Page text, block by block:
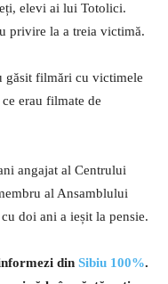
elevi ai lui Totolici.
privire la a treia victimă.
găsit filmări cu victimele
erau filmate de
angajat al Centrului
al Ansamblului
doi ani a ieșit la pensie.
din Sibiu 100%.